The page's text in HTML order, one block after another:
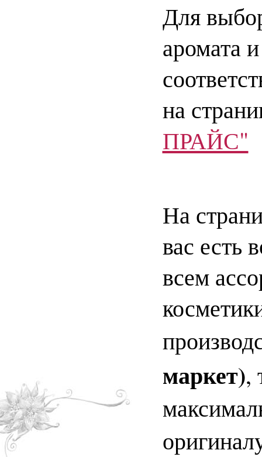
Для
аромата
на
ПРАЙС"
На
вас есть
всем
маркет),